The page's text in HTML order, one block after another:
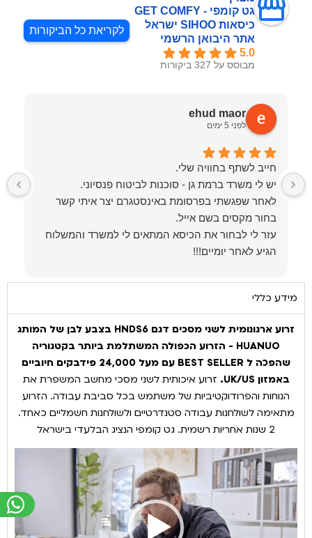
גט קומפי - GET COMFY
כיסאות SIHOO ישראל
אתר היבואן הרשמי
5.0
מבוסס על 327 ביקורות
לקריאת כל הביקורות
ehud maor
לפני 5 ימים
לאחר שפגשתי בפרסומת באינסטגרם יצר איתי קשר
עזר לי לבחור את הכיסא המתאים לי למשרד והמשלוח
מידע כללי
זרוע ארגונומית לשני מסכים דגם HNDS6 בצבע לבן של המותג
HUANUO - הזרוע הכפולה המשתלמת ביותר בקטגוריה
שהפכה ל BEST SELLER עם מעל 24,000 פידבקים חיוביים
באמזון UK/US.
זרוע איכותית לשני מסכי מחשב המשפרת את
הנוחות והפרודוקטיביות של משתמש בכל סביבת עבודה. הזרוע
מתאימה לשולחנות עבודה סטנדרטיים ולשולחנות חשמליים כאחד.
2 שנות אחריות רשמית. גט קומפי הנציג הבלעדי בישראל
נגן
וידאו